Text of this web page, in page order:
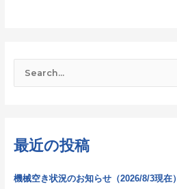
:最近の投稿
機械空き状況のお知らせ（2026/8/3現在）